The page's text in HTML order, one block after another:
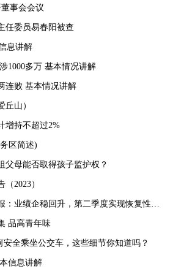
事会会议
任委员易春阳被查
息讲解
1000多万 基本情况讲解
连败 基本情况讲解
丘山）
增持不超过2%
区简述)
父母能否取得孩子监护权？
2023）
业绩企稳回升，第二季度实现恢复性增长
品高青年味
全乘坐公交车，这些细节你知道吗？
信息讲解